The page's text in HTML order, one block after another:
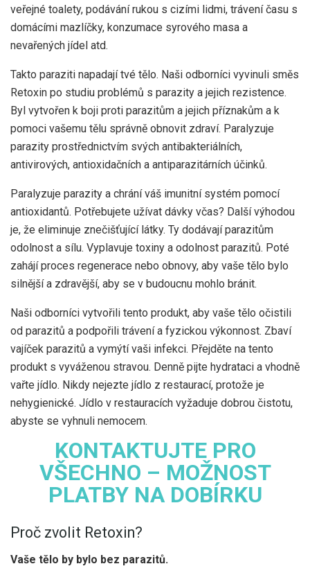
veřejné toalety, podávání rukou s cizími lidmi, trávení času s
domácími mazlíčky, konzumace syrového masa a
nevařených jídel atd.
Takto paraziti napadají tvé tělo. Naši odborníci vyvinuli směs
Retoxin po studiu problémů s parazity a jejich rezistence.
Byl vytvořen k boji proti parazitům a jejich příznakům a k
pomoci vašemu tělu správně obnovit zdraví. Paralyzuje
parazity prostřednictvím svých antibakteriálních,
antivirových, antioxidačních a antiparazitárních účinků.
Paralyzuje parazity a chrání váš imunitní systém pomocí
antioxidantů. Potřebujete užívat dávky včas? Další výhodou
je, že eliminuje znečišťující látky. Ty dodávají parazitům
odolnost a sílu. Vyplavuje toxiny a odolnost parazitů. Poté
zahájí proces regenerace nebo obnovy, aby vaše tělo bylo
silnější a zdravější, aby se v budoucnu mohlo bránit.
Naši odborníci vytvořili tento produkt, aby vaše tělo očistili
od parazitů a podpořili trávení a fyzickou výkonnost. Zbaví
vajíček parazitů a vymýtí vaši infekci. Přejděte na tento
produkt s vyváženou stravou. Denně pijte hydrataci a vhodně
vařte jídlo. Nikdy nejezte jídlo z restaurací, protože je
nehygienické. Jídlo v restauracích vyžaduje dobrou čistotu,
abyste se vyhnuli nemocem.
KONTAKTUJTE PRO
VŠECHNO – MOŽNOST
PLATBY NA DOBÍRKU
Proč zvolit Retoxin?
Vaše tělo by bylo bez parazitů.